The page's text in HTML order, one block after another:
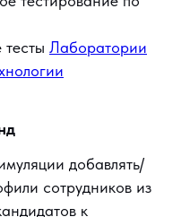
тесты Лаборатории
добавлять/
сотрудников из
к